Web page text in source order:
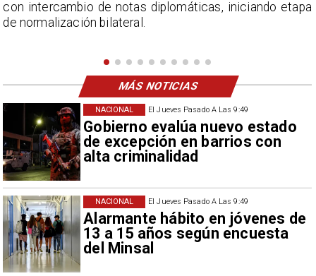
El Jueves Pasado A Las 9:49
Gobierno evalúa nuevo estado
de excepción en barrios con
alta criminalidad
NACIONAL
El Jueves Pasado A Las 9:49
Alarmante hábito en jóvenes de
13 a 15 años según encuesta
del Minsal
NACIONAL
considera inaceptable que se refieran a Fabiola
Campillai como 'señora de feria', expresión utilizada
MÁS NOTICIAS